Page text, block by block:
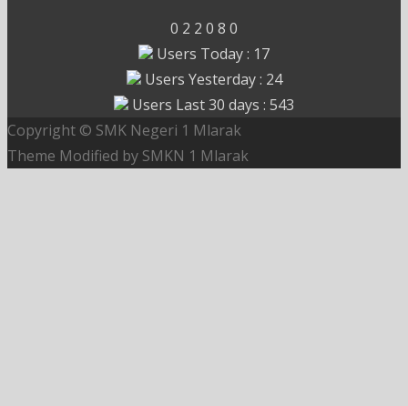
0 2 2 0 8 0
Users Today : 17
Users Yesterday : 24
Users Last 30 days : 543
Copyright © SMK Negeri 1 Mlarak
Theme Modified by SMKN 1 Mlarak